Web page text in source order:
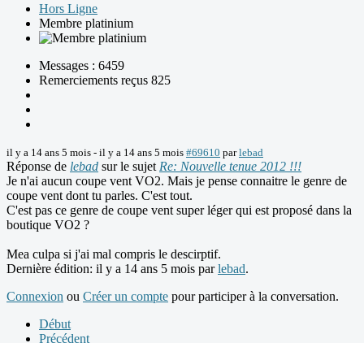
Hors Ligne
Membre platinium
Messages : 6459
Remerciements reçus 825
il y a 14 ans 5 mois - il y a 14 ans 5 mois #69610 parlebad
Réponse de lebad sur le sujet Re: Nouvelle tenue 2012 !!!
Je n'ai aucun coupe vent VO2. Mais je pense connaitre le genre de
coupe vent dont tu parles. C'est tout.
C'est pas ce genre de coupe vent super léger qui est proposé dans la
boutique VO2 ?
Mea culpa si j'ai mal compris le descirptif.
Dernière édition: il y a 14 ans 5 mois parlebad.
Connexion ou Créer un compte pour participer à la conversation.
Début
Précédent